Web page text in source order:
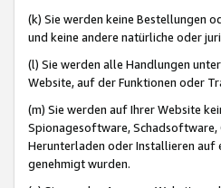
(k) Sie werden keine Bestellungen
und keine andere natürliche oder
(l) Sie werden alle Handlungen
Website, auf der Funktionen oder
(m) Sie werden auf Ihrer Website
Spionagesoftware, Schadsoftware,
Herunterladen oder Installieren auf
genehmigt wurden.